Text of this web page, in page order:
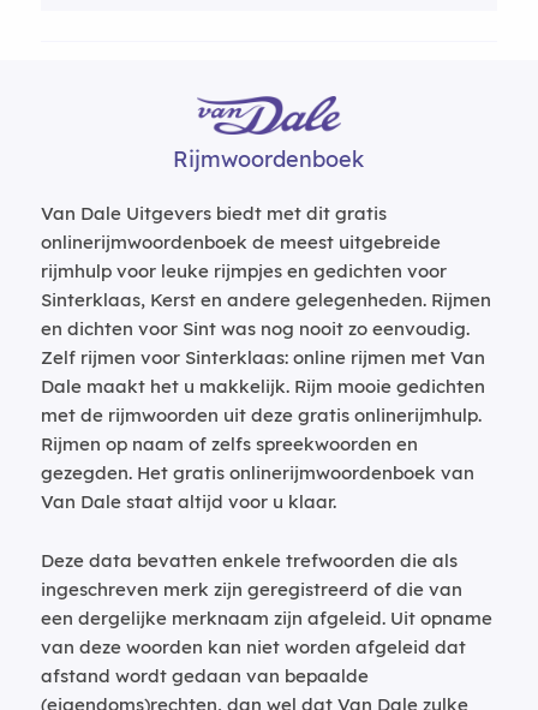
Rijmwoordenboek
Van Dale Uitgevers biedt met dit gratis
onlinerijmwoordenboek de meest uitgebreide
rijmhulp voor leuke rijmpjes en gedichten voor
Sinterklaas, Kerst en andere gelegenheden. Rijmen
en dichten voor Sint was nog nooit zo eenvoudig.
Zelf rijmen voor Sinterklaas: online rijmen met Van
Dale maakt het u makkelijk. Rijm mooie gedichten
met de rijmwoorden uit deze gratis onlinerijmhulp.
Rijmen op naam of zelfs spreekwoorden en
gezegden. Het gratis onlinerijmwoordenboek van
Van Dale staat altijd voor u klaar.
Deze data bevatten enkele trefwoorden die als
ingeschreven merk zijn geregistreerd of die van
een dergelijke merknaam zijn afgeleid. Uit opname
van deze woorden kan niet worden afgeleid dat
afstand wordt gedaan van bepaalde
(eigendoms)rechten, dan wel dat Van Dale zulke